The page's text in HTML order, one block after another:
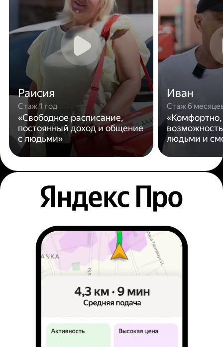
Раисия
Стаж 1 год
«Свободное расписание,
постоянный доход и общение
с людьми»
Иван
Стаж 6
людьми и